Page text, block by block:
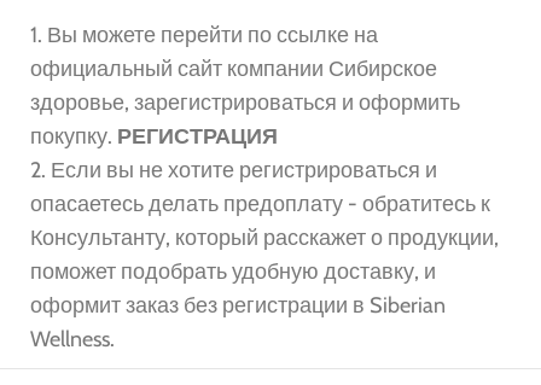
1. Вы можете перейти по ссылке на
официальный сайт компании Сибирское
здоровье, зарегистрироваться и оформить
покупку. РЕГИСТРАЦИЯ
2. Если вы не хотите регистрироваться и
опасаетесь делать предоплату - обратитесь к
Консультанту, который расскажет о продукции,
поможет подобрать удобную доставку, и
оформит заказ без регистрации в Siberian
Wellness.